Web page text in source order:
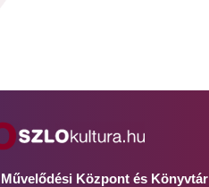
Központ és Könyvtár